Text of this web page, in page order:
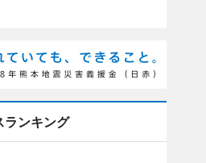
ランキング